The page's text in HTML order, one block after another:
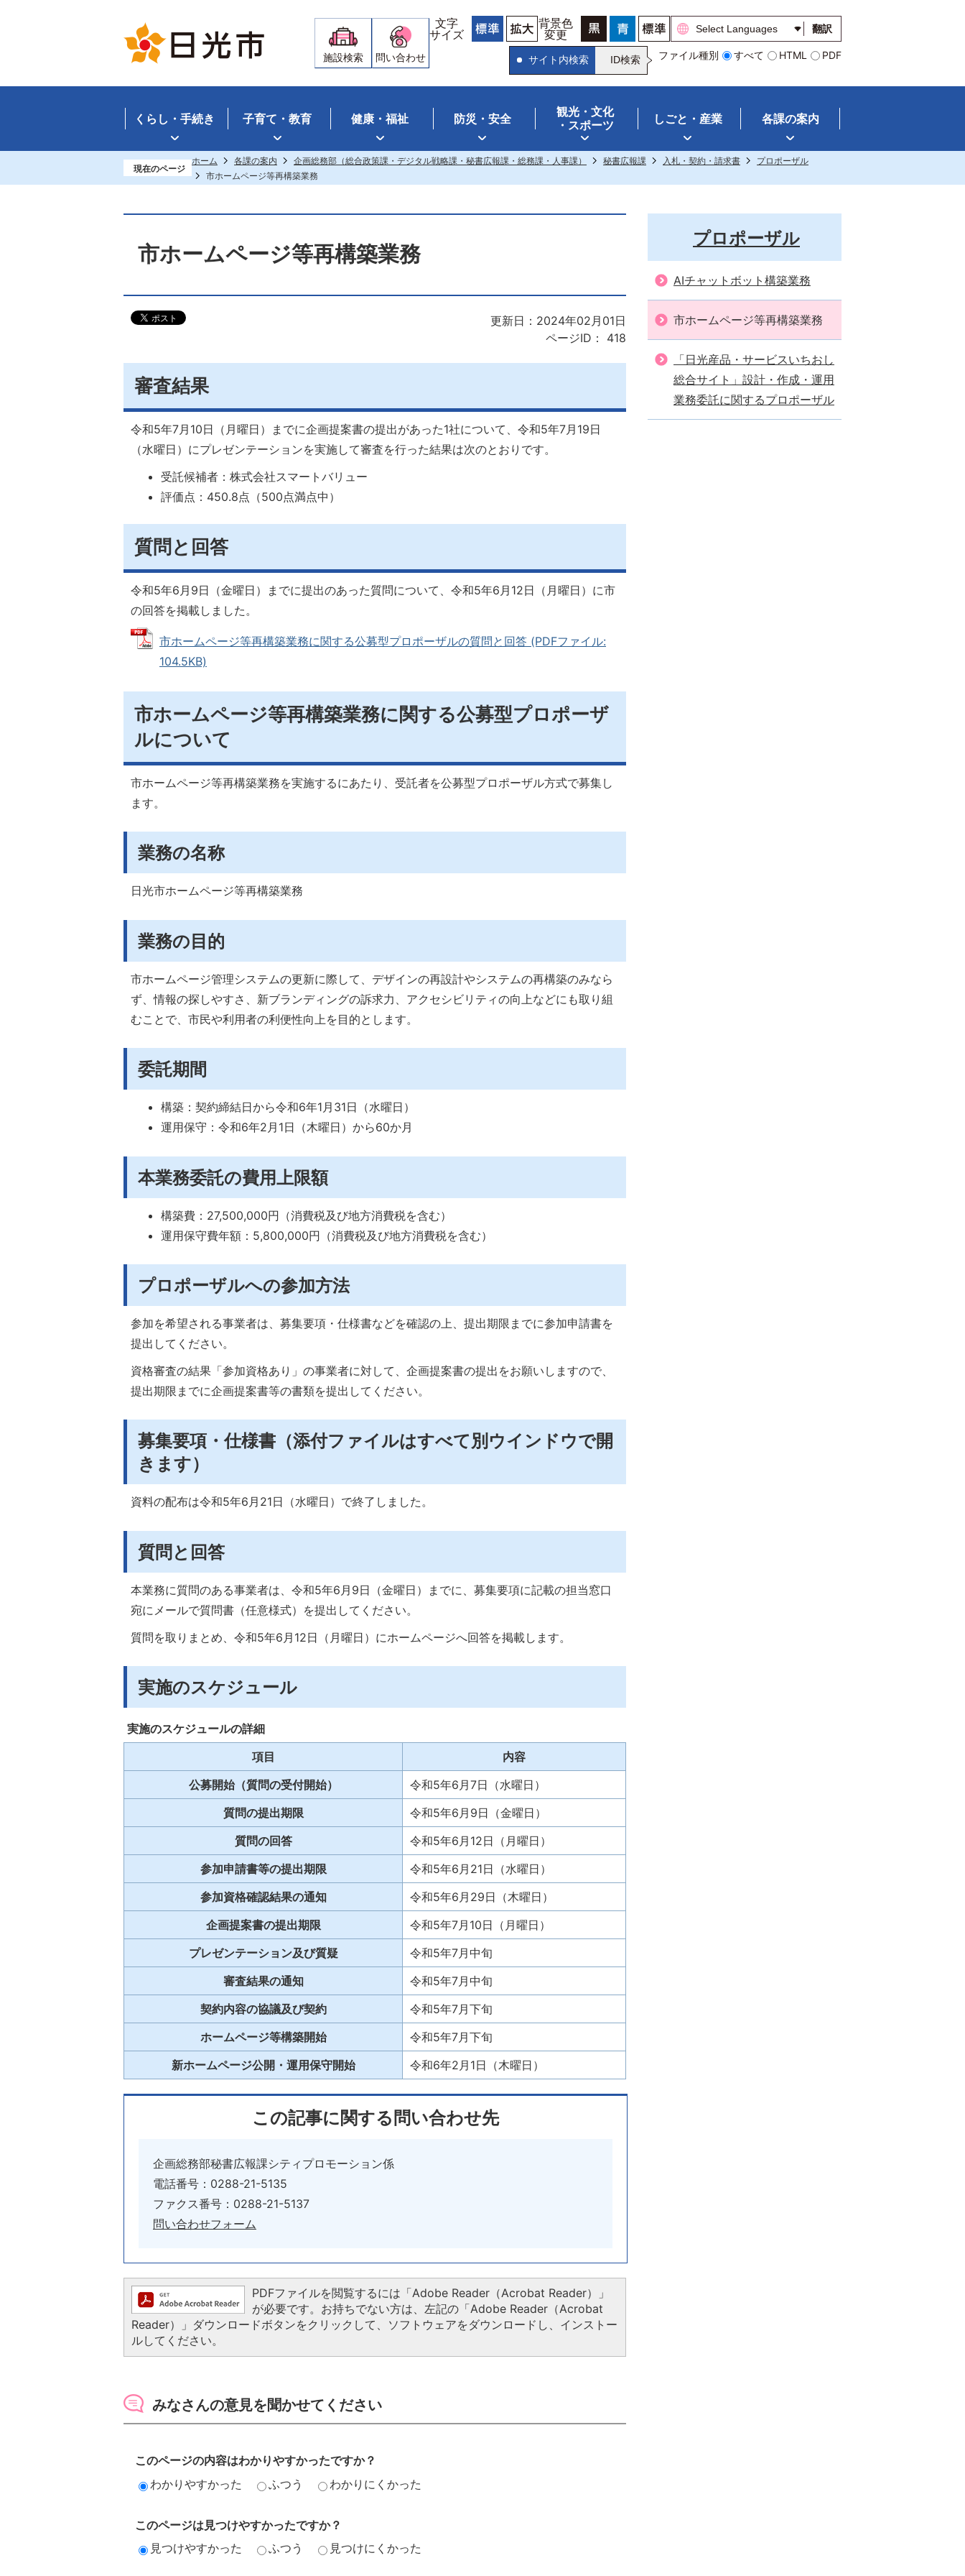
施設検索 問い合わせ
文字
サイズ
背景色
変更
翻訳
サイト内検索 ID検索 ファイル種別 すべて HTML PDF
くらし・手続き 子育て・教育 健康・福祉 防災・安全
観光・文化
・スポーツ
しごと・産業 各課の案内
現在のページ
ホーム 各課の案内 企画総務部（総合政策課・デジタル戦略課・秘書広報課・総務課・人事課） 秘書広報課 入札・契約・請求書
プロポーザル
市ホームページ等再構築業務
市ホームページ等再構築業務
更新日：2024年02月01日
ページID：
418
審査結果
令和5年7月10日（月曜日）までに企画提案書の提出があった1社について、令和5年7月19日
（水曜日）にプレゼンテーションを実施して審査を行った結果は次のとおりです。
受託候補者：株式会社スマートバリュー
評価点：450.8点（500点満点中）
質問と回答
令和5年6月9日（金曜日）までに提出のあった質問について、令和5年6月12日（月曜日）に市
の回答を掲載しました。
市ホームページ等再構築業務に関する公募型プロポーザルの質問と回答 (PDFファイル:
104.5KB)
市ホームページ等再構築業務に関する公募型プロポーザ
ルについて
市ホームページ等再構築業務を実施するにあたり、受託者を公募型プロポーザル方式で募集し
ます。
業務の名称
日光市ホームページ等再構築業務
業務の目的
市ホームページ管理システムの更新に際して、デザインの再設計やシステムの再構築のみなら
ず、情報の探しやすさ、新ブランディングの訴求力、アクセシビリティの向上などにも取り組
むことで、市民や利用者の利便性向上を目的とします。
委託期間
構築：契約締結日から令和6年1月31日（水曜日）
運用保守：令和6年2月1日（木曜日）から60か月
本業務委託の費用上限額
構築費：27,500,000円（消費税及び地方消費税を含む）
運用保守費年額：5,800,000円（消費税及び地方消費税を含む）
プロポーザルへの参加方法
参加を希望される事業者は、募集要項・仕様書などを確認の上、提出期限までに参加申請書を
提出してください。
資格審査の結果「参加資格あり」の事業者に対して、企画提案書の提出をお願いしますので、
提出期限までに企画提案書等の書類を提出してください。
募集要項・仕様書（添付ファイルはすべて別ウインドウで開
きます）
資料の配布は令和5年6月21日（水曜日）で終了しました。
質問と回答
本業務に質問のある事業者は、令和5年6月9日（金曜日）までに、募集要項に記載の担当窓口
宛にメールで質問書（任意様式）を提出してください。
質問を取りまとめ、令和5年6月12日（月曜日）にホームページへ回答を掲載します。
実施のスケジュール
実施のスケジュールの詳細
項目
内容
公募開始（質問の受付開始）
令和5年6月7日（水曜日）
質問の提出期限
令和5年6月9日（金曜日）
質問の回答
令和5年6月12日（月曜日）
参加申請書等の提出期限
令和5年6月21日（水曜日）
参加資格確認結果の通知
令和5年6月29日（木曜日）
企画提案書の提出期限
令和5年7月10日（月曜日）
プレゼンテーション及び質疑
令和5年7月中旬
審査結果の通知
令和5年7月中旬
契約内容の協議及び契約
令和5年7月下旬
ホームページ等構築開始
令和5年7月下旬
新ホームページ公開・運用保守開始
令和6年2月1日（木曜日）
この記事に関する問い合わせ先
企画総務部秘書広報課シティプロモーション係
電話番号：0288-21-5135
ファクス番号：0288-21-5137
問い合わせフォーム
PDFファイルを閲覧するには「Adobe Reader（Acrobat Reader）」
が必要です。お持ちでない方は、左記の「Adobe Reader（Acrobat
Reader）」ダウンロードボタンをクリックして、ソフトウェアをダウンロードし、インストー
ルしてください。
みなさんの意見を聞かせてください
このページの内容はわかりやすかったですか？
わかりやすかった
ふつう わかりにくかった
このページは見つけやすかったですか？
見つけやすかった
ふつう 見つけにくかった
プロポーザル
AIチャットボット構築業務
市ホームページ等再構築業務
「日光産品・サービスいちおし
総合サイト」設計・作成・運用
業務委託に関するプロポーザル